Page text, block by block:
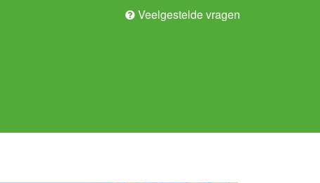
Veelgestelde vragen